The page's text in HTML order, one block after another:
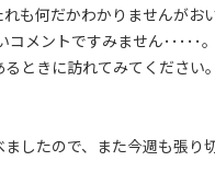
も何だかわかりませんがお
コメントですみません･････
ときに訪れてみてください
したので、また今週も張り